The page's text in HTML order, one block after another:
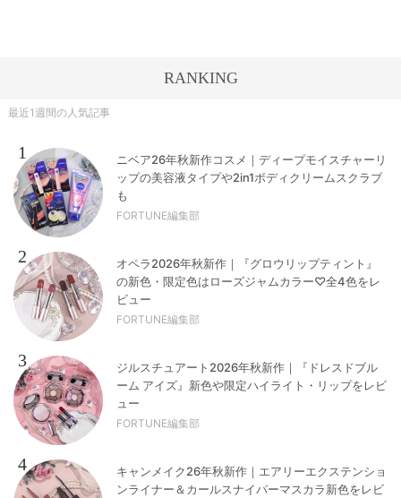
RANKING
最近1週間の人気記事
1
ニベア26年秋新作コスメ｜ディープモイスチャーリ
ップの美容液タイプや2in1ボディクリームスクラブ
も
FORTUNE編集部
2
オペラ2026年秋新作｜『グロウリップティント』
の新色・限定色はローズジャムカラー♡全4色をレ
ビュー
FORTUNE編集部
3
ジルスチュアート2026年秋新作｜『ドレスドブル
ーム アイズ』新色や限定ハイライト・リップをレビ
ュー
FORTUNE編集部
4
キャンメイク26年秋新作｜エアリーエクステンショ
ンライナー＆カールスナイパーマスカラ新色をレビ